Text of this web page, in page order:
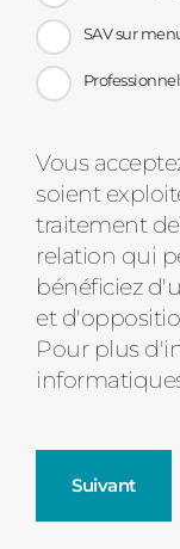
SAV sur
Professionnel
Message
d'état
Vous
soient
traitement
relation qui
bénéficiez
et
Pour plus
Suivant